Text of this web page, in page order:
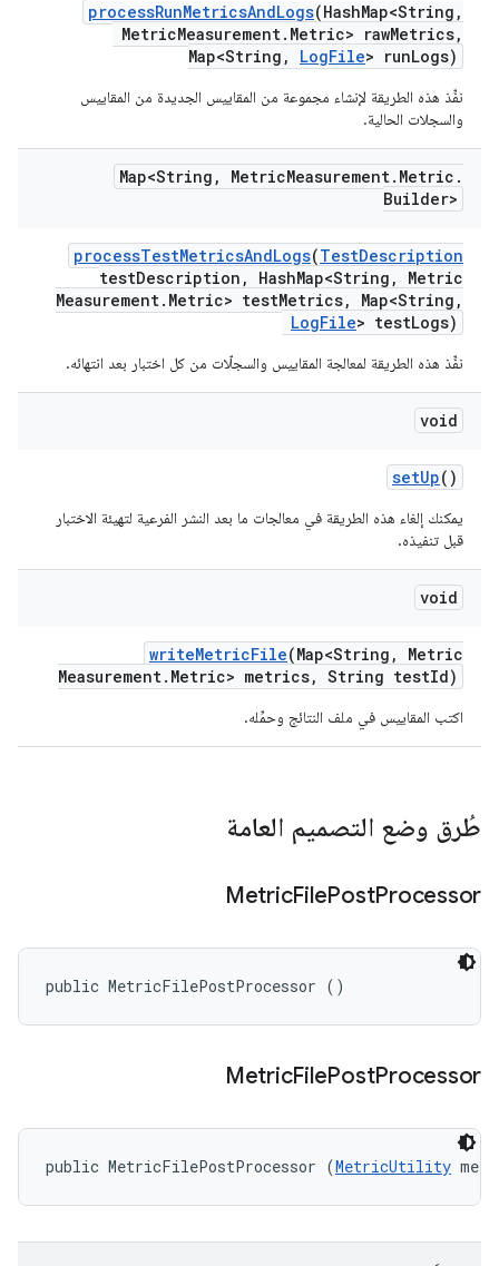
processRunMetricsAndLogs(HashMap<String ,
MetricMeasurement. Metric> rawMetrics,
Map<String , LogFile> runLogs)
نفِّذ هذه الطريقة لإنشاء مجموعة من المقاييس الجديدة من المقاييس
والسجلات الحالية.
Map<String , MetricMeasurement. Metric .
Builder>
processTestMetricsAndLogs(TestDescription
testDescription , HashMap<String ,
Metric
Measurement. Metric> testMetrics, Map<String ,
LogFile> testLogs)
نفِّذ هذه الطريقة لمعالجة المقاييس والسجلّات من كل اختبار بعد انتهائه.
void
setUp()
يمكنك إلغاء هذه الطريقة في معالجات ما بعد النشر الفرعية لتهيئة الاختبار
قبل تنفيذه.
void
writeMetricFile(Map<String ,
Metric
Measurement. Metric> metrics, String testId)
اكتب المقاييس في ملف النتائج وحمِّله.
طُرق وضع التصميم العامة
MetricFilePostProcessor
public MetricFilePostProcessor ()
MetricFilePostProcessor
public MetricFilePostProcessor (MetricUtility